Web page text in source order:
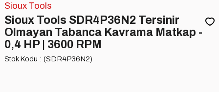
Sioux Tools
Sioux Tools SDR4P36N2 Tersinir
Olmayan Tabanca Kavrama Matkap -
0,4 HP | 3600 RPM
Stok Kodu (SDR4P36N2)